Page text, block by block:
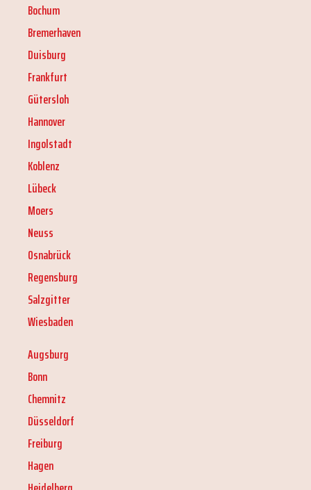
Bochum
Bremerhaven
Duisburg
Frankfurt
Gütersloh
Hannover
Ingolstadt
Koblenz
Lübeck
Moers
Neuss
Osnabrück
Regensburg
Salzgitter
Wiesbaden
Augsburg
Bonn
Chemnitz
Düsseldorf
Freiburg
Hagen